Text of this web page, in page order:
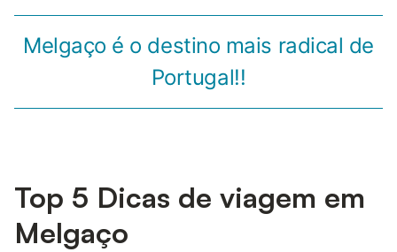
Melgaço é o destino mais radical de
Portugal!!
Top 5 Dicas de viagem em
Melgaço